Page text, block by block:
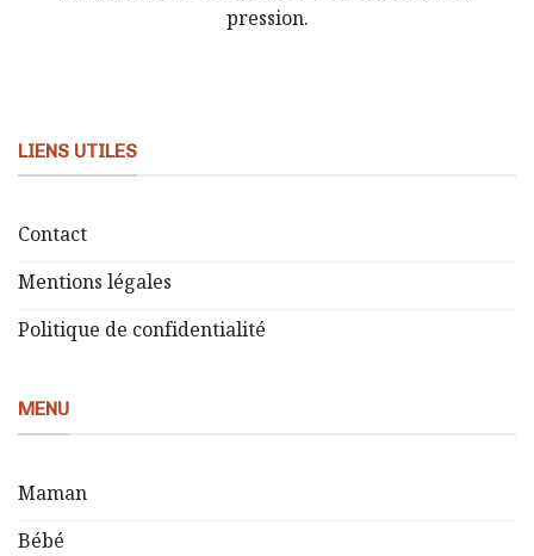
pression.
LIENS UTILES
Contact
Mentions légales
Politique de confidentialité
MENU
Maman
Bébé